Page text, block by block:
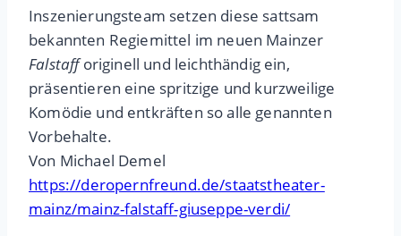
Inszenierungsteam setzen diese sattsam
bekannten Regiemittel im neuen Mainzer
Falstafforiginell und leichthändig ein,
präsentieren eine spritzige und kurzweilige
Komödie und entkräften so alle genannten
Vorbehalte.
Von Michael Demel
https://deropernfreund.de/staatstheater-
mainz/mainz-falstaff-giuseppe-verdi/